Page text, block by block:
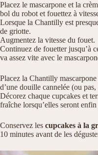
Placez le mascarpone et la
bol du robot et fouettez à
Lorsque la Chantilly est
de griotte.
Augmentez la vitesse du fouet.
Continuez de fouetter jusqu’à
va assez vite avec le
Placez la Chantilly
d’une douille cannelée (ou
Décorez chaque cupcakes et
fraîche lorsqu’elles seront
Conservez les cupcakes à la
10 minutes avant de les